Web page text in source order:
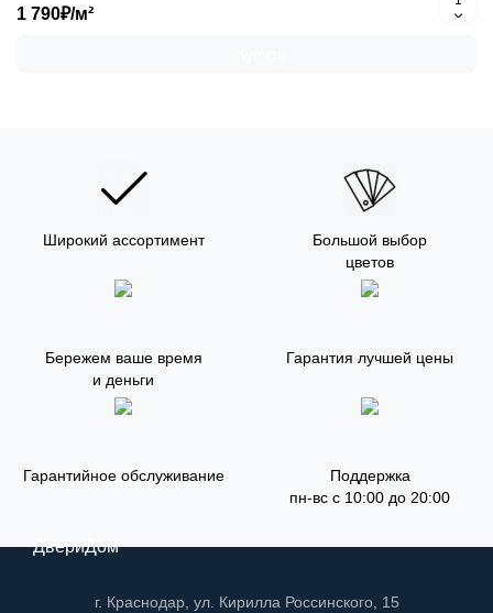
1 790₽/м²
Широкий ассортимент
Большой выбор
цветов
Бережем ваше время
и деньги
Гарантия лучшей цены
Гарантийное обслуживание
Поддержка
пн-вс с 10:00 до 20:00
ДвериДом
г. Краснодар, ул. Кирилла Россинского, 15